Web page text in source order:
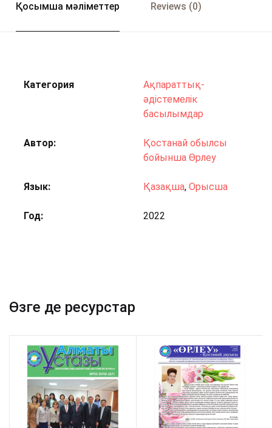
Қосымша мәліметтер Reviews (0)
Категория
Ақпараттық-
әдістемелік
басылымдар
Автор
Қостанай обылсы
бойынша Өрлеу
Язык Қазақша, Орысша
Год 2022
Өзге де ресурстар